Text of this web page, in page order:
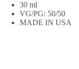
30 ml
VG/PG: 50/50
MADE IN USA